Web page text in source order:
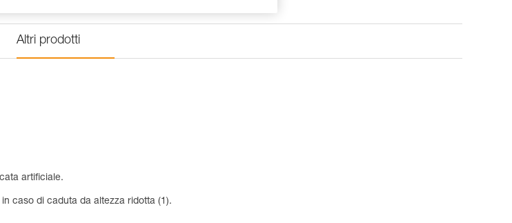
Altri prodotti
artificiale.
caso di caduta da altezza ridotta (1).